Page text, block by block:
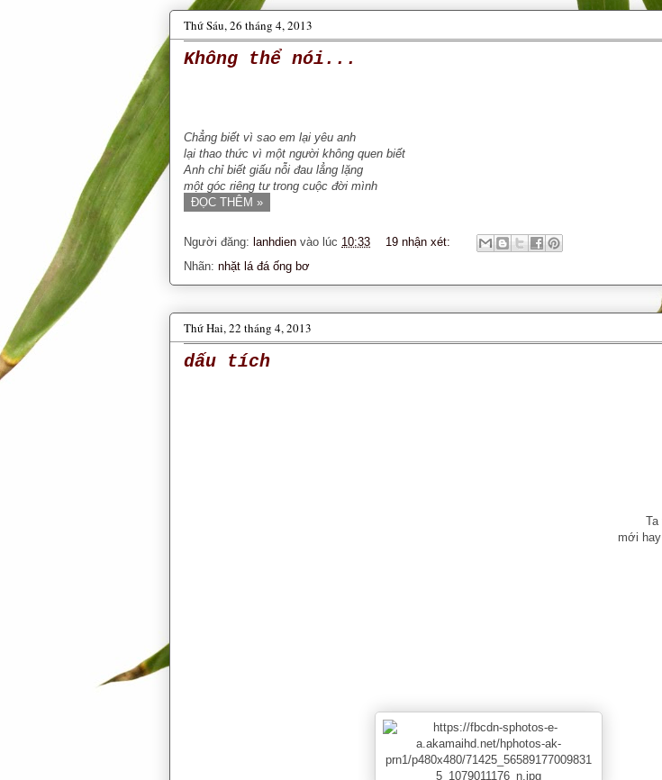
Thứ Sáu, 26 tháng 4, 2013
Không thể nói...
Chẳng biết vì sao em lại yêu anh
lại thao thức vì một người không quen biết
Anh chỉ biết giấu nỗi đau lẳng lặng
một góc riêng tư trong cuộc đời mình
ĐỌC THÊM »
Người đăng: lanhdien vào lúc 10:33
19 nhận xét:
Nhãn: nhặt lá đá ống bơ
Thứ Hai, 22 tháng 4, 2013
dấu tích
Ta về hứng
mới